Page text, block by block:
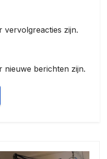
vervolgreacties zijn.
nieuwe berichten zijn.